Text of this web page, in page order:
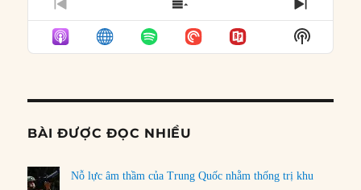
PREVIOUS
EPISODE
SHOW
EPISODES
LIST
NEXT
Show
Podcast
BÀI ĐƯỢC ĐỌC NHIỀU
Nỗ lực âm thầm của Trung Quốc nhằm thống trị khu